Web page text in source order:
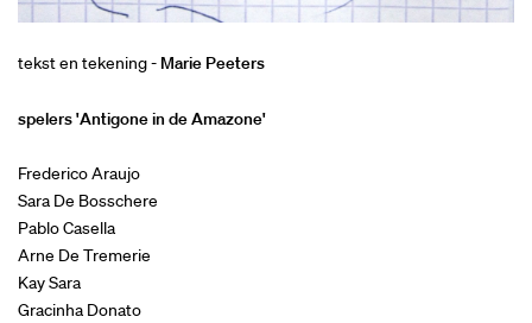
tekst en tekening - Marie Peeters
spelers 'Antigone in de Amazone'
Frederico Araujo
Sara De Bosschere
Pablo Casella
Arne De Tremerie
Kay Sara
Gracinha Donato